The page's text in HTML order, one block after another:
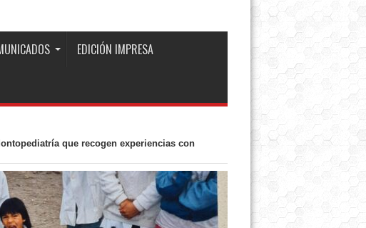
EDICIÓN IMPRESA
que recogen experiencias con